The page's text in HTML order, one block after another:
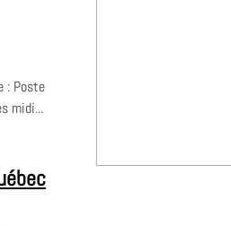
: Poste
midi...